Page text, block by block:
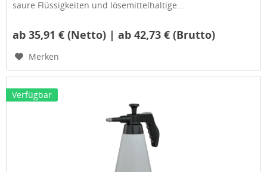
saure Flüssigkeiten und lösemittelhaltige...
ab 35,91 € (Netto) | ab 42,73 € (Brutto)
Merken
Verfügbar